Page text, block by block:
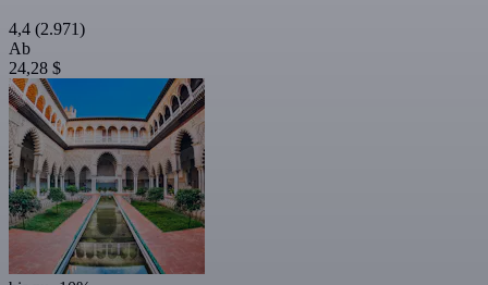
4,4 (2.971)
Ab
24,28 $